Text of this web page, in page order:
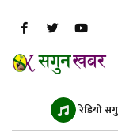
रेडियो